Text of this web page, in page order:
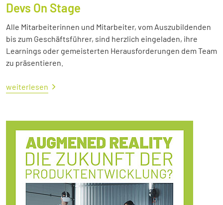
Devs On Stage
Alle Mitarbeiterinnen und Mitarbeiter, vom Auszubildenden
bis zum Geschäftsführer, sind herzlich eingeladen, ihre
Learnings oder gemeisterten Herausforderungen dem Team
zu präsentieren.
weiterlesen